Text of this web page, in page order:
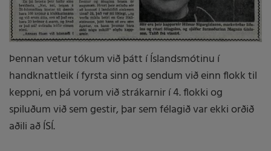
Þennan vetur tókum við þátt í Íslandsmótinu í
handknattleik í fyrsta sinn og sendum við einn flokk til
keppni, en þá vorum við strákarnir í 4. flokki og
spiluðum við sem gestir, þar sem félagið var ekki orðið
aðili að ÍSÍ.